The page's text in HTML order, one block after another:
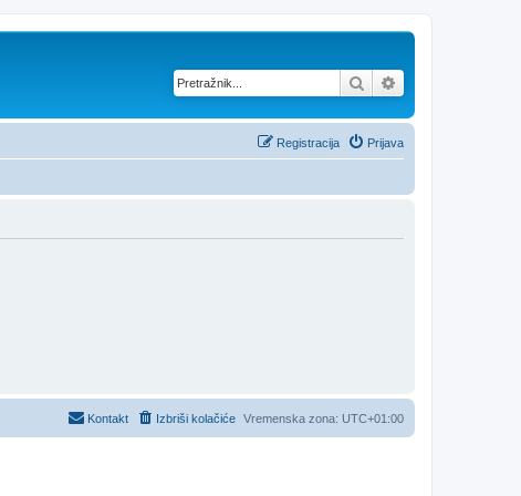
Pretražnik
Prijava
Registracija
Vremenska zona: UTC+01:00
Izbriši kolačiće
Kontakt